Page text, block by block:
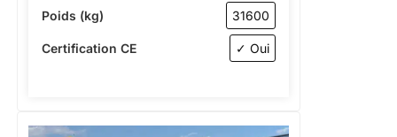
Poids (kg) 31600
Certification CE ✓ Oui